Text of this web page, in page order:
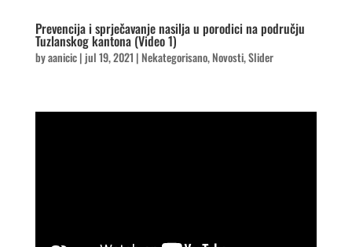
Prevencija i sprječavanje nasilja u porodici na području
Tuzlanskog kantona (Video 1)
byaanicic| jul 19, 2021 | Nekategorisano,Novosti,Slider